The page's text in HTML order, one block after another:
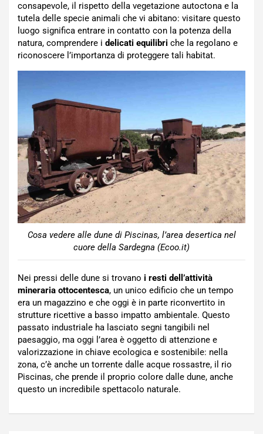
consapevole, il rispetto della vegetazione autoctona e la
tutela delle specie animali che vi abitano: visitare questo
luogo significa entrare in contatto con la potenza della
natura, comprendere i delicati equilibri che la regolano e
riconoscere l’importanza di proteggere tali habitat.
Cosa vedere alle dune di Piscinas, l’area desertica nel
cuore della Sardegna (Ecoo.it)
Nei pressi delle dune si trovano i resti dell’attività
mineraria ottocentesca, un unico edificio che un tempo
era un magazzino e che oggi è in parte riconvertito in
strutture ricettive a basso impatto ambientale. Questo
passato industriale ha lasciato segni tangibili nel
paesaggio, ma oggi l’area è oggetto di attenzione e
valorizzazione in chiave ecologica e sostenibile: nella
zona, c’è anche un torrente dalle acque rossastre, il rio
Piscinas, che prende il proprio colore dalle dune, anche
questo un incredibile spettacolo naturale.